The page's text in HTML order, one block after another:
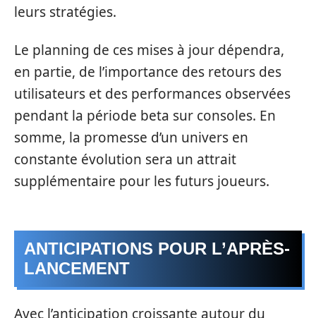
leurs stratégies.
Le planning de ces mises à jour dépendra,
en partie, de l’importance des retours des
utilisateurs et des performances observées
pendant la période beta sur consoles. En
somme, la promesse d’un univers en
constante évolution sera un attrait
supplémentaire pour les futurs joueurs.
ANTICIPATIONS POUR L’APRÈS-
LANCEMENT
Avec l’anticipation croissante autour du